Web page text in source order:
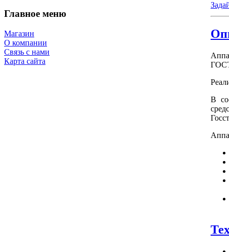
Главное меню
Магазин
О компании
Связь с нами
Карта сайта
В